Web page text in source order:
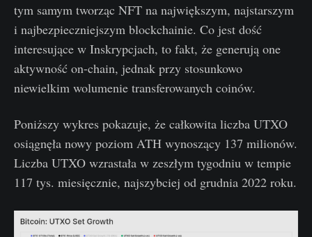
tym samym tworząc NFT na największym, najstarszym
i najbezpieczniejszym blockchainie. Co jest dość
interesujące w Inskrypcjach, to fakt, że generują one
aktywność on-chain, jednak przy stosunkowo
niewielkim wolumenie transferowanych coinów.
Poniższy wykres pokazuje, że całkowita liczba UTXO
osiągnęła nowy poziom ATH wynoszący 137 milionów.
Liczba UTXO wzrastała w zeszłym tygodniu w tempie
117 tys. miesięcznie, najszybciej od grudnia 2022 roku.